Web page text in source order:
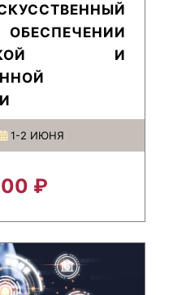
И
1-2 ИЮНЯ
₽